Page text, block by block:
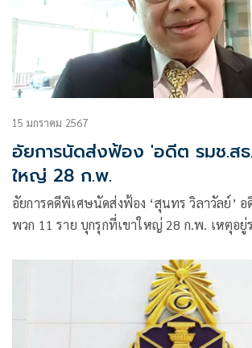
15 มกราคม 2567
อัยการนัดส่งฟ้อง 'อดีต รมช.สธ
ใหญ่ 28 ก.พ.
อัยการคดีพิเศษนัดส่งฟ้อง ‘สุนทร วิลาวัลย์’
พวก 11 ราย บุกรุกที่เขาใหญ่ 28 ก.พ. เหตุอยู่ร